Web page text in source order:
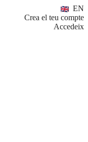
EN
Crea el teu compte
Accedeix